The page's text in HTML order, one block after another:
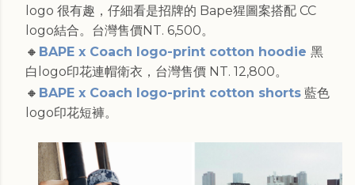
logo 很有趣，仔細看是招牌的 Bape猩圖案搭配 CC
logo結合。台灣售價NT. 6,500。
🔸 BAPE x Coach logo-print cotton hoodie 黑
白logo印花連帽衛衣，台灣售價 NT. 12,800。
🔸 BAPE x Coach logo-print cotton shorts 藍色
logo印花短褲。